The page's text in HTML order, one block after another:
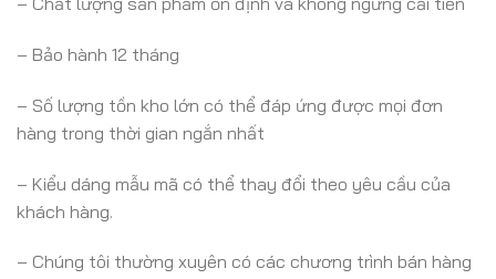
– Bảo hành 12 tháng
– Số lượng tồn kho lớn có thể đáp ứng được mọi đơn
hàng trong thời gian ngắn nhất
– Kiểu dáng mẫu mã có thể thay đổi theo yêu cầu của
khách hàng.
– Chúng tôi thường xuyên có các chương trình bán hàng